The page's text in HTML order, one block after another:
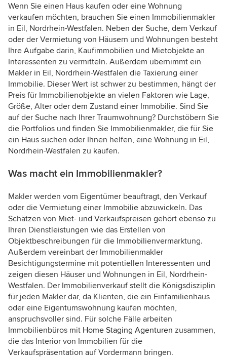
Wenn Sie einen Haus kaufen oder eine Wohnung
verkaufen möchten, brauchen Sie einen Immobilienmakler
in Eil, Nordrhein-Westfalen. Neben der Suche, dem Verkauf
oder der Vermietung von Häusern und Wohnungen besteht
Ihre Aufgabe darin, Kaufimmobilien und Mietobjekte an
Interessenten zu vermitteln. Außerdem übernimmt ein
Makler in Eil, Nordrhein-Westfalen die Taxierung einer
Immobilie. Dieser Wert ist schwer zu bestimmen, hängt der
Preis für Immobilienobjekte an vielen Faktoren wie Lage,
Größe, Alter oder dem Zustand einer Immobilie. Sind Sie
auf der Suche nach Ihrer Traumwohnung? Durchstöbern Sie
die Portfolios und finden Sie Immobilienmakler, die für Sie
ein Haus suchen oder Ihnen helfen, eine Wohnung in Eil,
Nordrhein-Westfalen zu kaufen.
Was macht ein Immobilienmakler?
Makler werden vom Eigentümer beauftragt, den Verkauf
oder die Vermietung einer Immobilie abzuwickeln. Das
Schätzen von Miet- und Verkaufspreisen gehört ebenso zu
Ihren Dienstleistungen wie das Erstellen von
Objektbeschreibungen für die Immobilienvermarktung.
Außerdem vereinbart der Immobilienmakler
Besichtigungstermine mit potentiellen Interessenten und
zeigen diesen Häuser und Wohnungen in Eil, Nordrhein-
Westfalen. Der Immobilienverkauf stellt die Königsdisziplin
für jeden Makler dar, da Klienten, die ein Einfamilienhaus
oder eine Eigentumswohnung kaufen möchten,
anspruchsvoller sind. Für solche Fälle arbeiten
Immobilienbüros mit Home Staging Agenturen zusammen,
die das Interior von Immobilien für die
Verkaufspräsentation auf Vordermann bringen.